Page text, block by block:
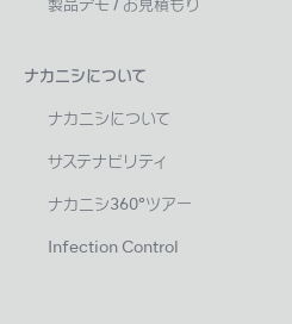
製品デモ / お見積もり
ナカニシについて
ナカニシについて
サステナビリティ
ナカニシ360°ツアー
Infection Control